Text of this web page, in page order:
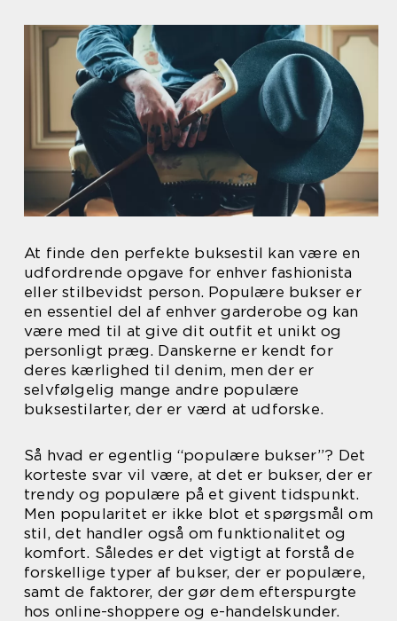
At finde den perfekte buksestil kan være en
udfordrende opgave for enhver fashionista
eller stilbevidst person. Populære bukser er
en essentiel del af enhver garderobe og kan
være med til at give dit outfit et unikt og
personligt præg. Danskerne er kendt for
deres kærlighed til denim, men der er
selvfølgelig mange andre populære
buksestilarter, der er værd at udforske.
Så hvad er egentlig “populære bukser”? Det
korteste svar vil være, at det er bukser, der er
trendy og populære på et givent tidspunkt.
Men popularitet er ikke blot et spørgsmål om
stil, det handler også om funktionalitet og
komfort. Således er det vigtigt at forstå de
forskellige typer af bukser, der er populære,
samt de faktorer, der gør dem efterspurgte
hos online-shoppere og e-handelskunder.